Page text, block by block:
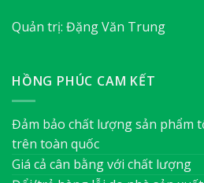
Quản trị: Đặng Văn Trung
HỒNG PHÚC CAM KẾT
Đảm bảo chất lượng sản phẩm
trên toàn quốc
Giá cả cân bằng với chất lượng